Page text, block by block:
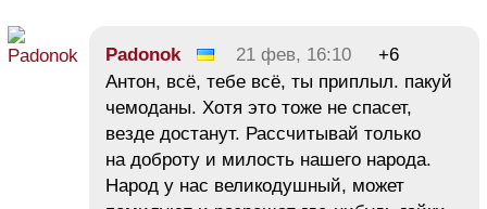
Padonok 21 фев, 16:10
+6
Антон, всё, тебе всё, ты приплыл. пакуй
чемоданы. Хотя это тоже не спасет,
везде достанут. Рассчитывай только
на доброту и милость нашего народа.
Народ у нас великодушный, может